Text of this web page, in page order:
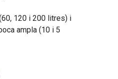
120 i 200 litres) i
ampla (10 i 5